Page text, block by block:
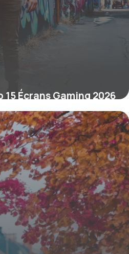
Écrans Gaming 2026